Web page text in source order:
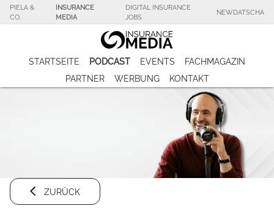
PIELA &
CO.
INSURANCE
MEDIA
DIGITAL INSURANCE
JOBS
NEWDATSCHA
STARTSEITE PODCAST EVENTS
FACHMAGAZIN
PARTNER
WERBUNG KONTAKT
ZURÜCK